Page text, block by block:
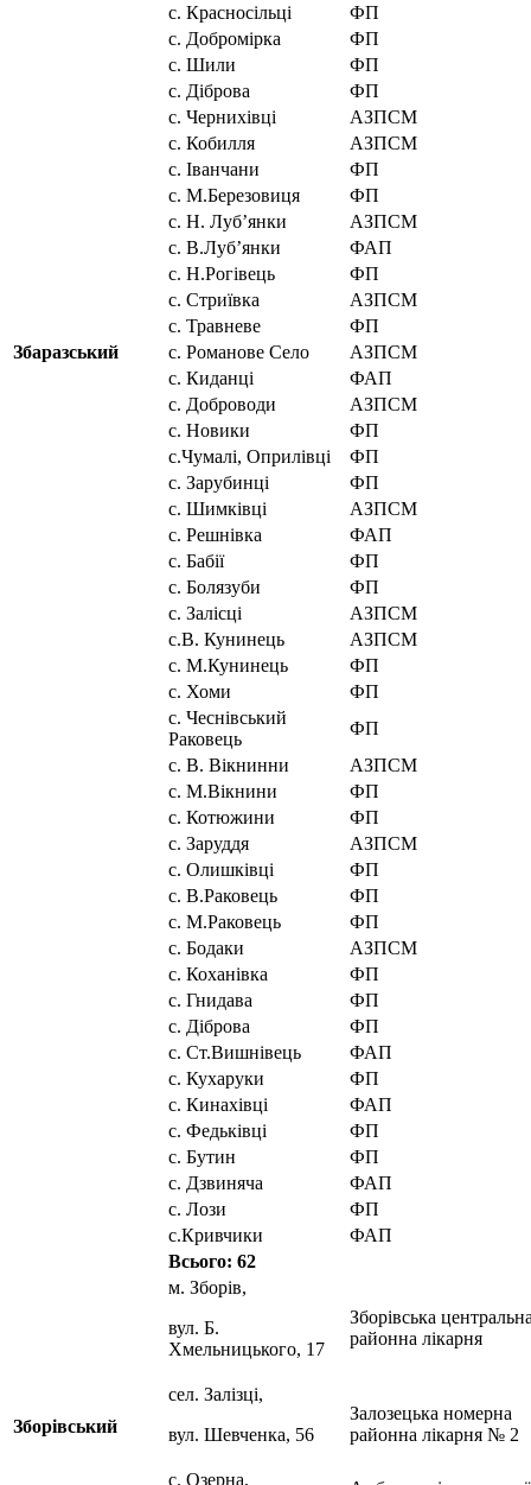
Збаразський
с. Красносільці
ФП
с. Добромірка
ФП
с. Шили
ФП
с. Діброва
ФП
с. Чернихівці
АЗПСМ
с. Кобилля
АЗПСМ
с. Іванчани
ФП
с. М.Березовиця
ФП
с. Н. Луб’янки
АЗПСМ
с. В.Луб’янки
ФАП
с. Н.Рогівець
ФП
с. Стриївка
АЗПСМ
с. Травневе
ФП
с. Романове Село
АЗПСМ
с. Киданці
ФАП
с. Доброводи
АЗПСМ
с. Новики
ФП
с.Чумалі, Оприлівці
ФП
с. Зарубинці
ФП
с. Шимківці
АЗПСМ
с. Решнівка
ФАП
с. Бабії
ФП
с. Болязуби
ФП
с. Залісці
АЗПСМ
с.В. Кунинець
АЗПСМ
с. М.Кунинець
ФП
с. Хоми
ФП
с. Чеснівський
Раковець
ФП
с. В. Вікнинни
АЗПСМ
с. М.Вікнини
ФП
с. Котюжини
ФП
с. Заруддя
АЗПСМ
с. Олишківці
ФП
с. В.Раковець
ФП
с. М.Раковець
ФП
с. Бодаки
АЗПСМ
с. Коханівка
ФП
с. Гнидава
ФП
с. Діброва
ФП
с. Ст.Вишнівець
ФАП
с. Кухаруки
ФП
с. Кинахівці
ФАП
с. Федьківці
ФП
с. Бутин
ФП
с. Дзвиняча
ФАП
с. Лози
ФП
с.Кривчики
ФАП
Всього: 62
Зборівський
м. Зборів,
вул. Б.
Хмельницького, 17
Зборівська
районна лікарня
сел. Залізці,
вул. Шевченка, 56
Залозецька номерна
районна лікарня № 2
с. Озерна,